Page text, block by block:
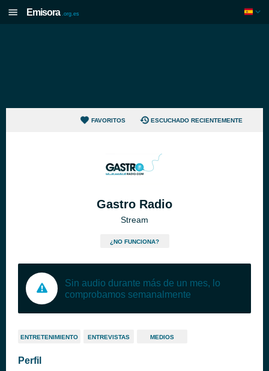
Emisora .org.es
FAVORITOS ESCUCHADO RECIENTEMENTE
Gastro Radio
Stream
¿NO FUNCIONA?
Sin audio durante más de un mes, lo
comprobamos semanalmente
ENTRETENIMIENTO ENTREVISTAS MEDIOS
Perfil